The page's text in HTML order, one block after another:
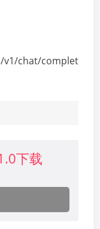
v1/chat/complet
下载